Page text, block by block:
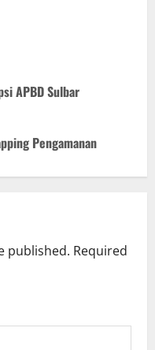
APBD Sulbar
Pengamanan
published. Required